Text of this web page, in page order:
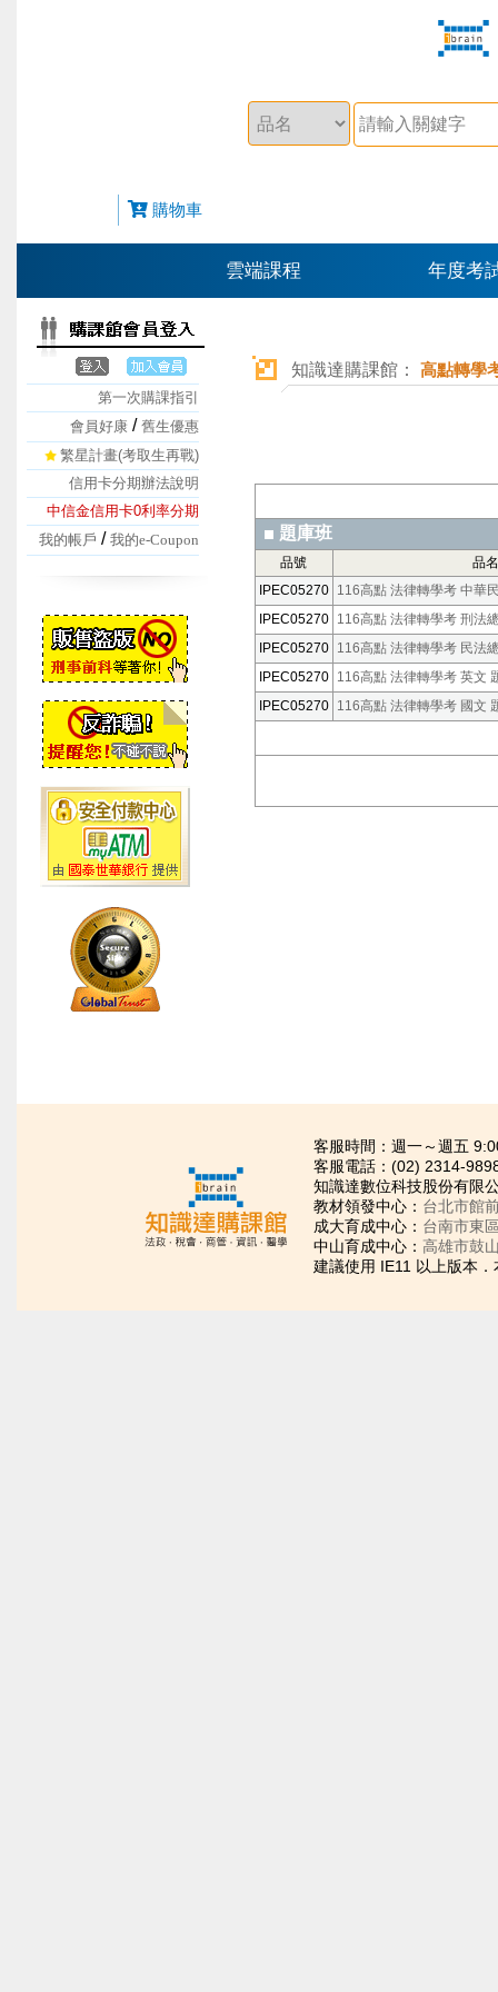
購物車
雲端課程 年度考
第一次購課指引
會員好康 / 舊生優惠
繁星計畫(考取生再戰)
信用卡分期辦法說明
中信金信用卡0利率分期
我的帳戶 / 我的e-Coupon
知識達購課館： 高點轉學
題庫班
品號
品名
IPEC05270
116高點 法律轉學考 中華
IPEC05270
116高點 法律轉學考 刑法
IPEC05270
116高點 法律轉學考 民法
IPEC05270
116高點 法律轉學考 英文
IPEC05270
116高點 法律轉學考 國文
客服時間：週一～週五
客服電話：(02) 2314-
知識達數位科技股份有
教材領發中心： 台北市館
成大育成中心： 台南市東
中山育成中心： 高雄市鼓
建議使用 IE11 以上版本